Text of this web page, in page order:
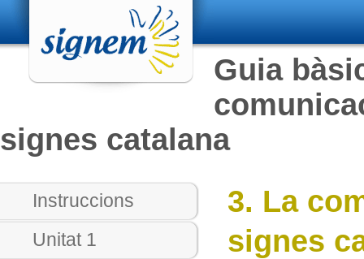
Guia
signes catalana
Instruccions
Unitat 1
3. La
signes